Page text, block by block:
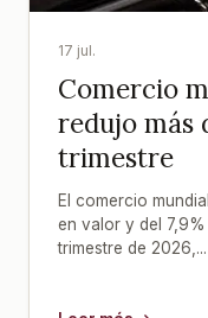
17 jul.
Comercio
redujo más
trimestre
El comercio
en valor y del
trimestre de 2026,...